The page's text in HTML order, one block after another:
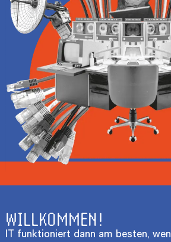
WILLKOMMEN!
IT funktioniert dann am besten,